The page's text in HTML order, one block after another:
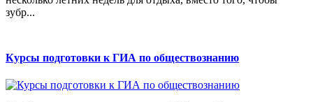
зубр...
Курсы подготовки к ГИА по обществознанию